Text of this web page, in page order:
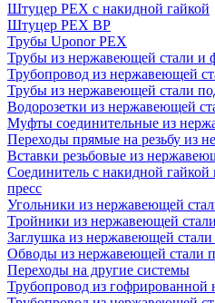
Штуцер PEX c накидной гайкой
Штуцер PEX ВР
Трубы Uponor PEX
Трубы из нержавеющей стали и
Трубопровод из нержавеющей
Трубы из нержавеющей стали
Водорозетки из нержавеющей
Муфты соединительные из
Переходы прямые на резьбу из
Вставки резьбовые из
Соединитель с накидной
пресс
Угольники из нержавеющей
Тройники из нержавеющей
Заглушка из нержавеющей стали
Обводы из нержавеющей стали
Переходы на другие системы
Трубопровод из